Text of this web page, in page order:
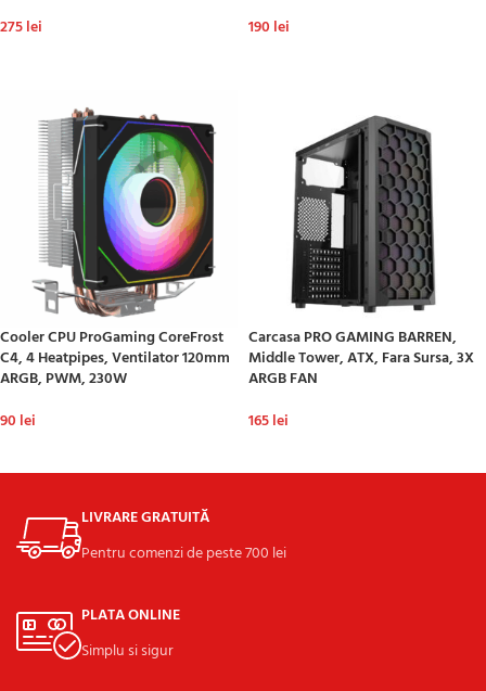
275lei
190 lei
Cooler CPU ProGaming CoreFrost
C4, 4 Heatpipes, Ventilator 120mm
ARGB, PWM, 230W
90 lei
Carcasa PRO GAMING BARREN,
Middle Tower, ATX, Fara Sursa, 3X
ARGB FAN
165lei
LIVRARE GRATUITĂ
Pentru comenzi de peste 700 lei
PLATA ONLINE
Simplu si sigur